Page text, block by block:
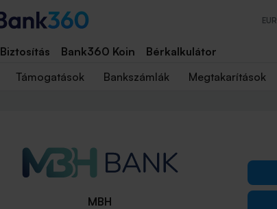
EUR
Biztosítás Bank360 Koin Bérkalkulátor
Támogatások Bankszámlák Megtakarítások
MBH